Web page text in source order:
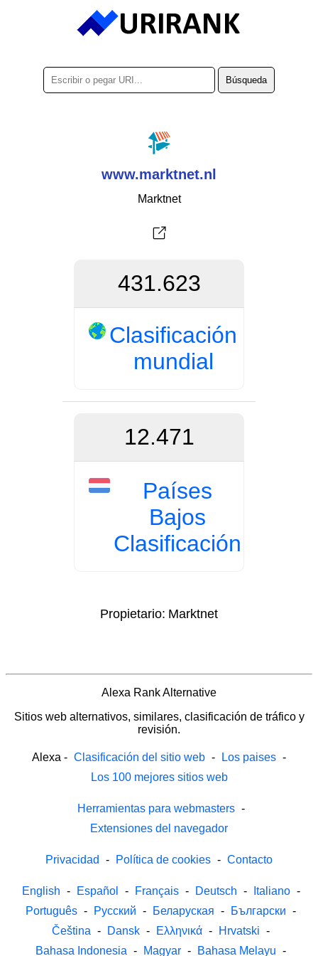
www.marktnet.nl
Marktnet
431.623
Clasificación
mundial
12.471
Países
Bajos
Clasificación
Propietario: Marktnet
Alexa Rank Alternative
Sitios web alternativos, similares, clasificación de tráfico y
revisión.
Alexa - Clasificación del sitio web - Los paises -
Los 100 mejores sitios web
Herramientas para webmasters -
Extensiones del navegador
Privacidad - Política de cookies - Contacto
English - Español - Français - Deutsch - Italiano -
Português - Русский - Беларуская - Български -
Čeština - Dansk - Ελληνικά - Hrvatski -
Bahasa Indonesia - Magyar - Bahasa Melayu -